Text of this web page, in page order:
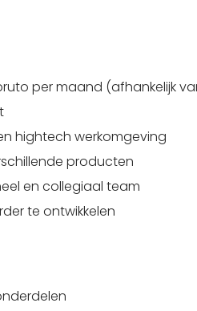
per maand (afhankelijk
hightech werkomgeving
producten
en collegiaal team
te ontwikkelen